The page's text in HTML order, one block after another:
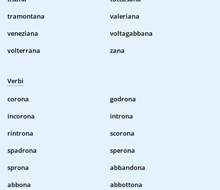
tramontana
valeriana
veneziana
voltagabbana
volterrana
zana
Verbi
corona
godrona
incorona
introna
rintrona
scorona
spadrona
sperona
sprona
abbandona
abbona
abbottona